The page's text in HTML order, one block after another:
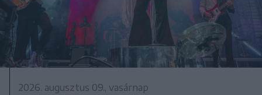
2026. augusztus 09., vasárnap